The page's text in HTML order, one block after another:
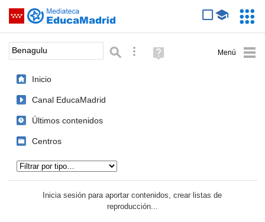
Saltar navegación
Palabra o frase: Búsqueda avanzada
Ayuda
(en
Inicio
Canal EducaMadrid
Últimos contenidos
Centros
Inicia sesión para aportar contenidos, crear listas de
reproducción...